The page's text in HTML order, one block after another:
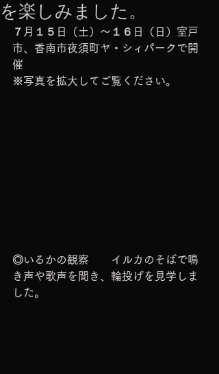
を楽しみました。
７月１５日（土）～１６日（日）室戸
市、香南市夜須町ヤ・シィパークで開
催
※写真を拡大してご覧ください。
◎いるかの観察　　イルカのそばで鳴
き声や歌声を聞き、輪投げを見学しま
した。